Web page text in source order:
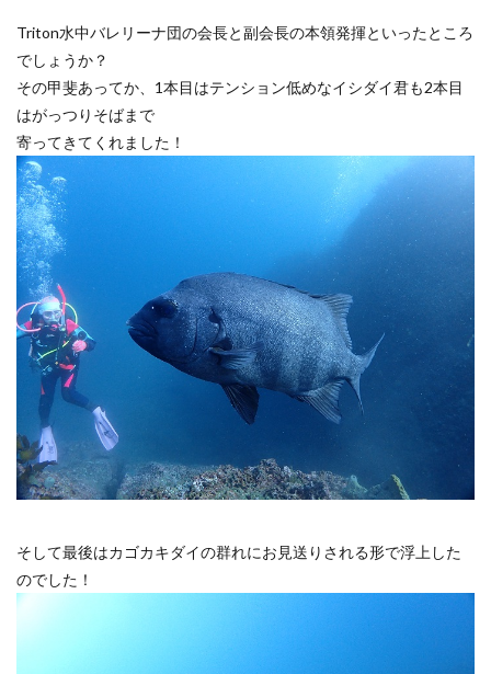
Triton水中バレリーナ団の会長と副会長の本領発揮といったところ
でしょうか？
その甲斐あってか、1本目はテンション低めなイシダイ君も2本目
はがっつりそばまで
寄ってきてくれました！
そして最後はカゴカキダイの群れにお見送りされる形で浮上した
のでした！